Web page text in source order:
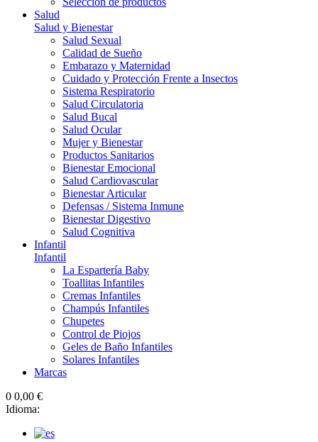
Salud
Salud y Bienestar
Salud Sexual
Calidad de Sueño
Embarazo y Maternidad
Cuidado y Protección Frente a Insectos
Sistema Respiratorio
Salud Circulatoria
Salud Bucal
Salud Ocular
Mujer y Bienestar
Productos Sanitarios
Bienestar Emocional
Salud Cardiovascular
Bienestar Articular
Defensas / Sistema Inmune
Bienestar Digestivo
Salud Cognitiva
Infantil
Infantil
La Espartería Baby
Toallitas Infantiles
Cremas Infantiles
Champús Infantiles
Chupetes
Control de Piojos
Geles de Baño Infantiles
Solares Infantiles
Marcas
0 0,00 €
Idioma: